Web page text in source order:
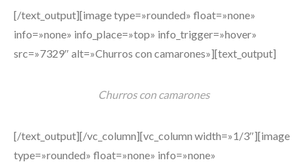
[/text_output][image type=»rounded» float=»none»
info=»none» info_place=»top» info_trigger=»hover»
src=»7329″ alt=»Churros con camarones»][text_output]
Churros con camarones
[/text_output][/vc_column][vc_column width=»1/3″][image
type=»rounded» float=»none» info=»none»